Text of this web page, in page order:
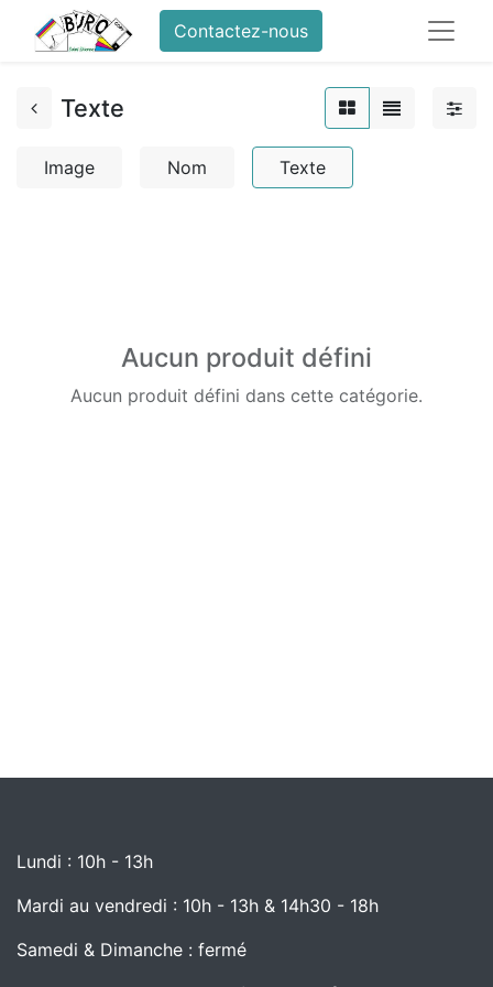
Contactez-nous
Texte
Image Nom Texte
Aucun produit défini
Aucun produit défini dans cette catégorie.
Lundi : 10h - 13h
Mardi au vendredi : 10h - 13h & 14h30 - 18h
Samedi & Dimanche : fermé